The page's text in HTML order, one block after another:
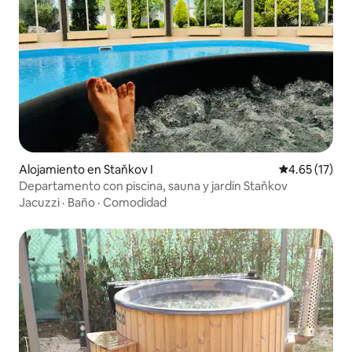
Alojamiento en Staňkov I Calificación
4.65 (17)
Departamento con piscina, sauna y jardín Staňkov
Jacuzzi · Baño · Comodidad